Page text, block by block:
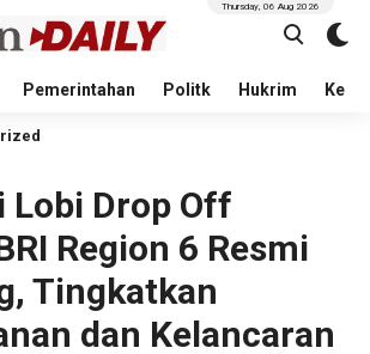
Pemerintahan Politk Hukrim
Thursday, 06 Aug 2026
Lobi Drop Off
Region 6 Resmi
Tingkatkan
dan Kelancaran